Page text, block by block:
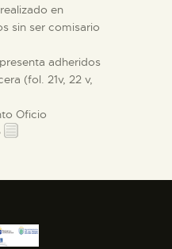
en
sin ser comisario
adheridos
(fol. 21v, 22 v,
Oficio